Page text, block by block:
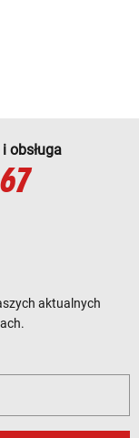
obsługa
aktualnych